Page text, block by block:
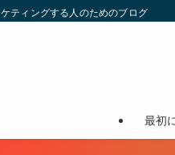
ティングする人のためのブログ
最初